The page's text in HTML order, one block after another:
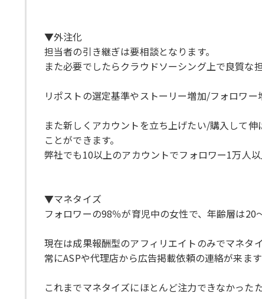
▼外注化
担当者の引き継ぎは要相談となります。
また必要でしたらクラウドソーシング上で良質な
リポストの選定基準やストーリー増加/フォロワ
また新しくアカウントを立ち上げたい/購入して
ことができます。
弊社でも10以上のアカウントでフォロワー1万人
▼マネタイズ
フォロワーの98％が育児中の女性で、年齢層は20
現在は成果報酬型のアフィリエイトのみでマネタ
常にASPや代理店から広告掲載依頼の連絡が来ま
これまでマネタイズにほとんど注力できなかった